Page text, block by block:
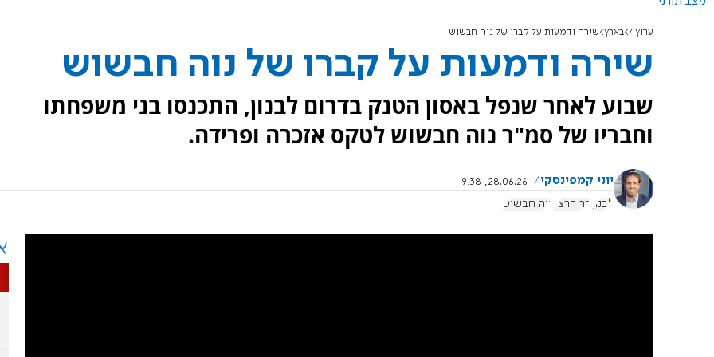
ערוץ 7 בארץ שירה ודמעות על קברו של נוה חבשוש
שירה ודמעות על קברו של נוה חבשוש
שבוע לאחר שנפל באסון הטנק בדרום לבנון, התכנסו בני משפחתו
וחבריו של סמ"ר נוה חבשוש לטקס אזכרה ופרידה.
יוני קמפינסקי
28.06.26, 9:38
לבנון
הר הרצל נוה חבשוש